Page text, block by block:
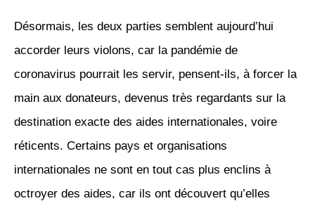
Désormais, les deux parties semblent aujourd’hui
accorder leurs violons, car la pandémie de
coronavirus pourrait les servir, pensent-ils, à forcer la
main aux donateurs, devenus très regardants sur la
destination exacte des aides internationales, voire
réticents. Certains pays et organisations
internationales ne sont en tout cas plus enclins à
octroyer des aides, car ils ont découvert qu’elles